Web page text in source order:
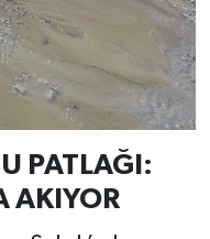
PATLAĞI:
AKIYOR